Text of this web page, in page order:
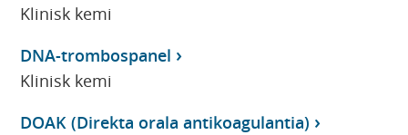
Klinisk kemi
DNA-trombospanel
Klinisk kemi
DOAK (Direkta orala antikoagulantia)